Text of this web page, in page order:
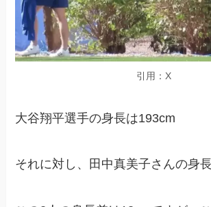
引用：X
大谷翔平選手の身長は193cm
それに対し、田中真美子さんの身